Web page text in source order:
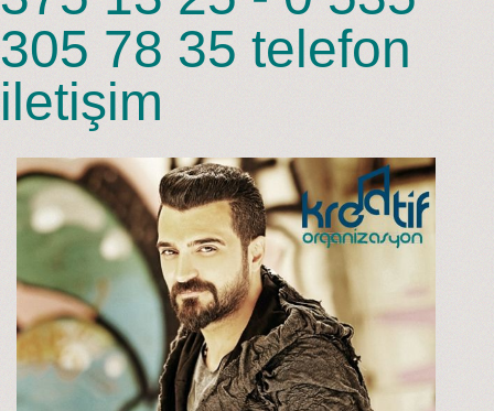
305 78 35 telefon
iletişim